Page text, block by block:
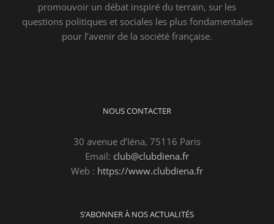
promouvoir un débat inspiré du terrain, sur les
questions politiques et sociales les plus fondamentales
pour l’avenir de la société française.
NOUS CONTACTER
30 avenue d’Iéna, 75116 Paris
Email: club@clubdiena.fr
Web : https://www.clubdiena.fr
S’ABONNER À NOS ACTUALITÉS